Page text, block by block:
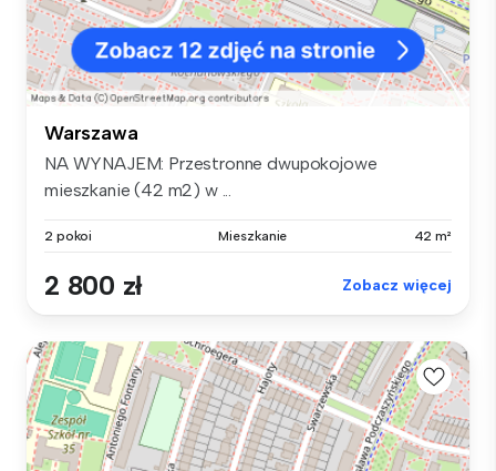
Warszawa
NA WYNAJEM: Przestronne dwupokojowe
mieszkanie (42 m2) w ...
2 pokoi Mieszkanie 42 m²
2 800 zł Zobacz więcej